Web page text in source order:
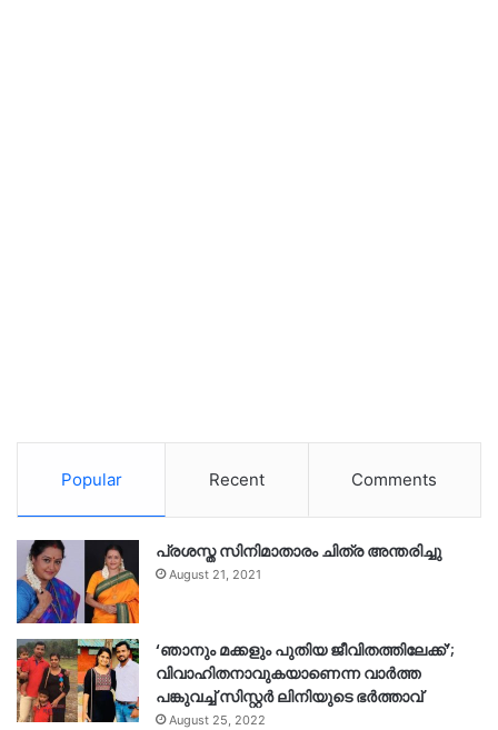
Popular Recent Comments
പ്രശസ്ത സിനിമാതാരം ചിത്ര അന്തരിച്ചു
August 21, 2021
‘ഞാനും മക്കളും പുതിയ ജീവിതത്തിലേക്ക്’;
വിവാഹിതനാവുകയാണെന്ന വാർത്ത
പങ്കുവച്ച് സിസ്റ്റർ ലിനിയുടെ ഭർത്താവ്
August 25, 2022